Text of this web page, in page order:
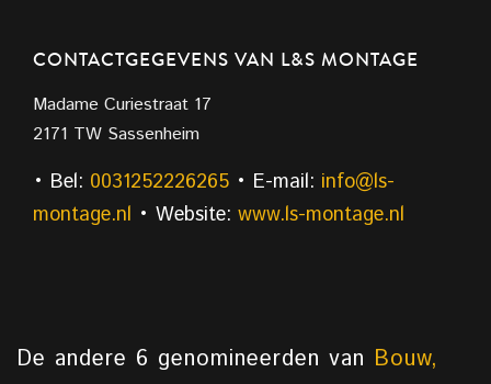
CONTACTGEGEVENS VAN L&S MONTAGE
Madame Curiestraat 17
2171 TW Sassenheim
• Bel: 0031252226265 • E-mail: info@ls-
montage.nl • Website: www.ls-montage.nl
De andere 6 genomineerden van Bouw,